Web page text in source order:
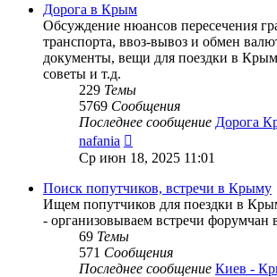
Дорога в Крым
Обсуждение нюансов пересечения
транспорта, ввоз-вывоз и обмен
документы, вещи для поездки в
советы и т.д.
229 Темы
5769 Сообщения
Последнее сообщение Дорога
nafania
к
последнему
сообщению
Ср июн 18, 2025 11:01
Поиск попутчиков, встречи в Крыму
Ищем попутчиков для поездки в
- организовываем встречи
69 Темы
571 Сообщения
Последнее сообщение Киев -